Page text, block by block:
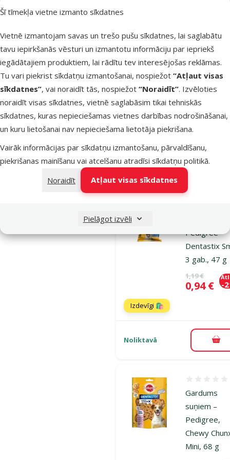
Šī tīmekļa vietne izmanto sīkdatnes
Vietnē izmantojam savas un trešo pušu sīkdatnes, lai saglabātu
tavu iepirkšanās vēsturi un izmantotu informāciju par iepriekš
iegādātajiem produktiem, lai rādītu tev interesējošas reklāmas.
Tu vari piekrist sīkdatņu izmantošanai, nospiežot “Atļaut visas
sīkdatnes”, vai noraidīt tās, nospiežot “Noraidīt”. Izvēloties
noraidīt visas sīkdatnes, vietnē saglabāsim tikai tehniskās
sīkdatnes, kuras nepieciešamas vietnes darbības nodrošināšanai,
un kuru lietošanai nav nepieciešama lietotāja piekrišana.
Vairāk informācijas par sīkdatņu izmantošanu, pārvaldīšanu,
piekrišanas mainīšanu vai atcelšanu atradīsi sīkdatņu politikā.
Noraidīt
Atļaut visas sīkdatnes
Pielāgot izvēli
Pedigree
Dentastix
Medium 3
77 g
Oriģinālā
1,99 €
Cena
1,58 €
Izdevīgi 🛍️
Noliktavā
Pedigree
Dentastix
3 gab., 47 g
Atsauksmes
Oriģinālā
1,19 €
Cena
0,94 € -
Izdevīgi 🛍️
Noliktavā
Gardums
suņiem –
Pedigree,
Chewy
Mini, 68 g